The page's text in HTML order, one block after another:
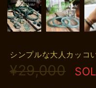
シンプルな大人カッコ
¥29,000